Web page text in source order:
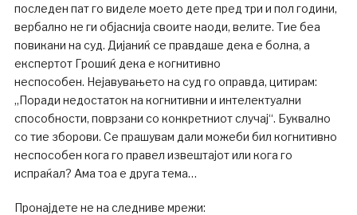
последен пат го виделе моето дете пред три и пол години,
вербално не ги објаснија своите наоди, велите. Тие беа
повикани на суд. Дијаниќ се правдаше дека е болна, а
експертот Грошиќ дека е когнитивно
неспособен. Нејавувањето на суд го оправда, цитирам:
„Поради недостаток на когнитивни и интелектуални
способности, поврзани со конкретниот случај“. Буквално
со тие зборови. Се прашувам дали можеби бил когнитивно
неспособен кога го правел извештајот или кога го
испраќал? Ама тоа е друга тема…
Пронајдете не на следниве мрежи: